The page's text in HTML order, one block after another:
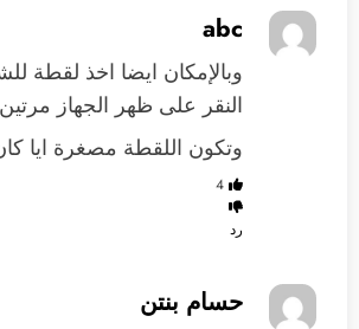
abc
وبالإمكان ايضا اخذ لقطة
النقر على ظهر الجهاز
وتكون اللقطة مصغرة ايا
4
رد
حسام بنتن